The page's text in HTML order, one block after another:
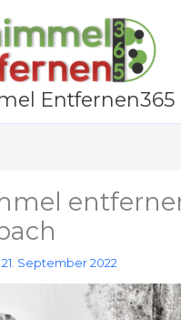
Entfernen365
21. September 2022